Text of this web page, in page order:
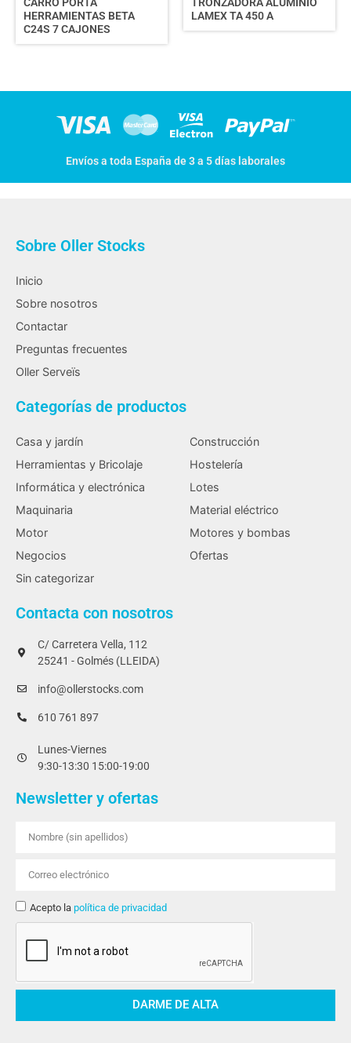
CARRO PORTA
HERRAMIENTAS BETA
C24S 7 CAJONES
TRONZADORA ALUMINIO
LAMEX TA 450 A
Envíos a toda España de 3 a 5 días laborales
Sobre Oller Stocks
Inicio
Sobre nosotros
Contactar
Preguntas frecuentes
Oller Serveïs
Categorías de productos
Casa y jardín
Construcción
Herramientas y Bricolaje
Hostelería
Informática y electrónica
Lotes
Maquinaria
Material eléctrico
Motor
Motores y bombas
Negocios
Ofertas
Sin categorizar
Contacta con nosotros
C/ Carretera Vella, 112
25241 - Golmés (LLEIDA)
info@ollerstocks.com
610 761 897
Lunes-Viernes
9:30-13:30 15:00-19:00
Newsletter y ofertas
Acepto la política de privacidad
DARME DE ALTA